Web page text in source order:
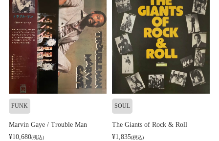
FUNK
Marvin Gaye / Trouble Man
¥10,680(税込)
SOUL
The Giants of Rock & Roll
¥1,835(税込)